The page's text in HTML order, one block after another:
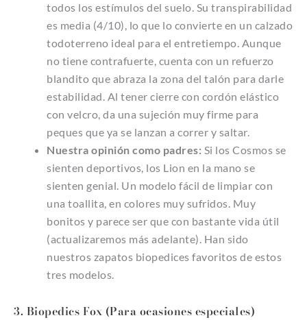
todos los estímulos del suelo. Su transpirabilidad
es media (4/10), lo que lo convierte en un calzado
todoterreno ideal para el entretiempo. Aunque
no tiene contrafuerte, cuenta con un refuerzo
blandito que abraza la zona del talón para darle
estabilidad. Al tener cierre con cordón elástico
con velcro, da una sujeción muy firme para
peques que ya se lanzan a correr y saltar.
Nuestra opinión como padres: Si los Cosmos se
sienten deportivos, los Lion en la mano se
sienten genial. Un modelo fácil de limpiar con
una toallita, en colores muy sufridos. Muy
bonitos y parece ser que con bastante vida útil
(actualizaremos más adelante). Han sido
nuestros zapatos biopedices favoritos de estos
tres modelos.
3. Biopedics Fox (Para ocasiones especiales)